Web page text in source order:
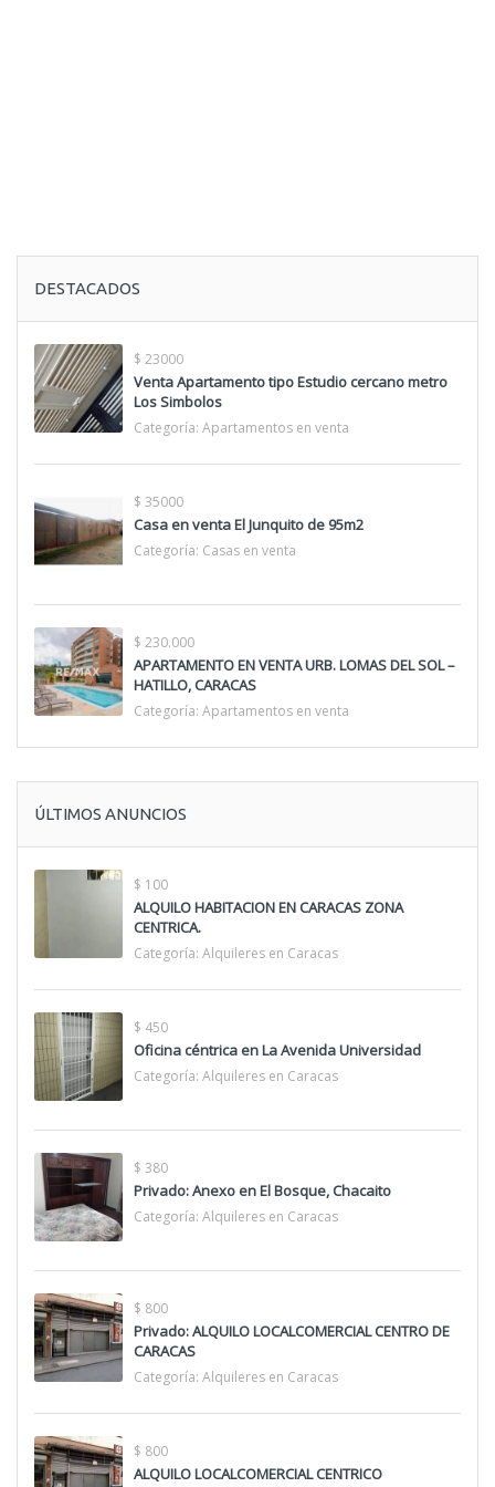
DESTACADOS
$ 23000
Venta Apartamento tipo Estudio cercano metro
Los Simbolos
Categoría: Apartamentos en venta
$ 35000
Casa en venta El Junquito de 95m2
Categoría: Casas en venta
$ 230.000
APARTAMENTO EN VENTA URB. LOMAS DEL SOL –
HATILLO, CARACAS
Categoría: Apartamentos en venta
ÚLTIMOS ANUNCIOS
$ 100
ALQUILO HABITACION EN CARACAS ZONA
CENTRICA.
Categoría: Alquileres en Caracas
$ 450
Oficina céntrica en La Avenida Universidad
Categoría: Alquileres en Caracas
$ 380
Privado: Anexo en El Bosque, Chacaito
Categoría: Alquileres en Caracas
$ 800
Privado: ALQUILO LOCALCOMERCIAL CENTRO DE
CARACAS
Categoría: Alquileres en Caracas
$ 800
ALQUILO LOCALCOMERCIAL CENTRICO